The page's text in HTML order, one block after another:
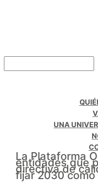
UNA
La Plataforma
entidades que
directiva de
fijar 2030